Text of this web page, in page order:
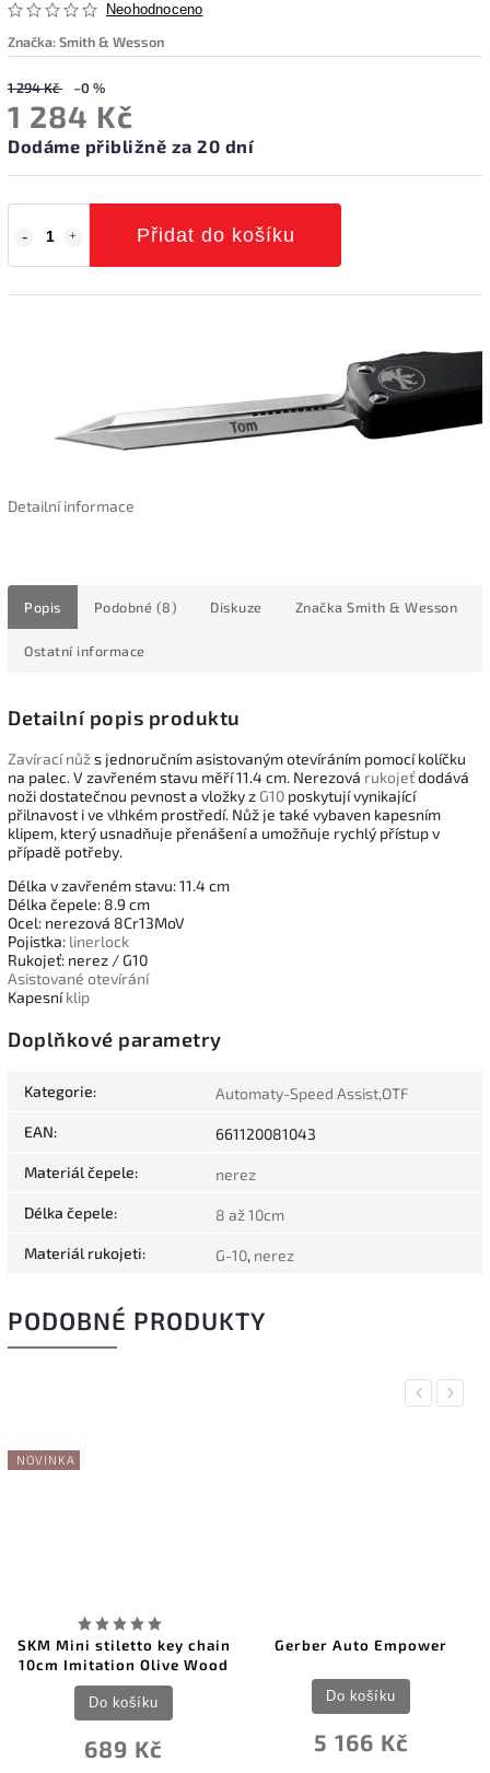
Neohodnoceno
Značka:Smith & Wesson
1 294 Kč –0 %
1 284 Kč
Dodáme přibližně za 20 dní
Přidat do košíku
Detailní informace
Popis Podobné (8) Diskuze Značka Smith & Wesson
Ostatní informace
Detailní popis produktu
Zavírací nůžs jednoručním asistovaným otevíráním pomocí kolíčku
na palec. V zavřeném stavu měří 11.4 cm. Nerezová rukojeťdodává
noži dostatečnou pevnost a vložky z G10 poskytují vynikající
přilnavost i ve vlhkém prostředí. Nůž je také vybaven kapesním
klipem, který usnadňuje přenášení a umožňuje rychlý přístup v
případě potřeby.
Délka v zavřeném stavu: 11.4 cm
Délka čepele: 8.9 cm
Ocel: nerezová 8Cr13MoV
Pojistka: linerlock
Rukojeť: nerez / G10
Asistované otevírání
Kapesníklip
Doplňkové parametry
Kategorie: Automaty-Speed Assist,OTF
EAN: 661120081043
Materiál čepele: nerez
Délka čepele: 8 až 10cm
Materiál rukojeti: G-10, nerez
PODOBNÉ PRODUKTY
Previous
NOVINKA
SKM Mini stiletto key chain
10cm Imitation Olive Wood
689 Kč
Do košíku
Gerber Auto Empower
5 166 Kč
Do košíku
Next